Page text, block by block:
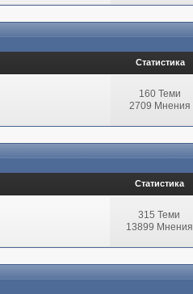
Статистика
160 Теми
2709 Мнения
Статистика
315 Теми
13899 Мнения